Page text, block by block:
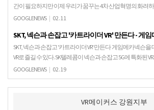
간이 필요하지만 이제 우리가 꿈꾸는 4차 산업혁명의 화려
현실)를 통해 현실화하고 있다. ㈜스튜디오…
GOOGLENEWS | 02.11
SKT, 넥슨과 손잡고 '카트라이더 VR' 만든다 - 게임
SKT, 넥슨과 손잡고 '카트라이더 VR' 만든다 게임메카넥슨
VR로 즐길 수 있다. SK텔레콤이 넥슨과 손잡고 5G에 특화된
한 것이다. SK텔레콤은 19일, …
GOOGLENEWS | 02.19
VR메이커스 강원지부